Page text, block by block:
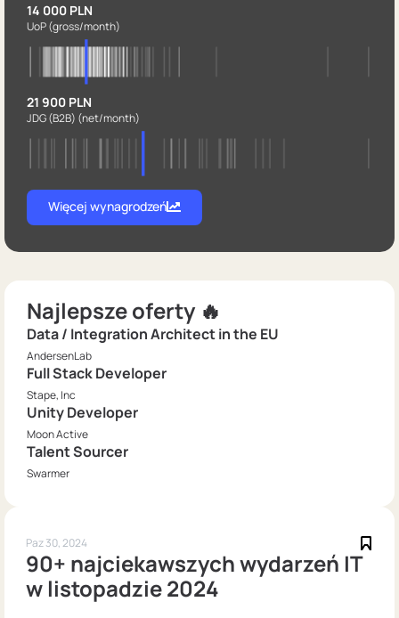
14 000 PLN
UoP(gross/month)
21 900 PLN
JDG (B2B) (net/month)
Więcej wynagrodzeń
Najlepsze oferty 🔥
Data / Integration Architect in the EU
AndersenLab
Full Stack Developer
Stape, Inc
Unity Developer
Moon Active
Talent Sourcer
Swarmer
Paz 30, 2024
90+ najciekawszych wydarzeń IT
w listopadzie 2024